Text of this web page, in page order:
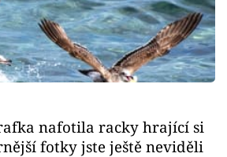
nafotila racky hrající si
fotky jste ještě neviděli